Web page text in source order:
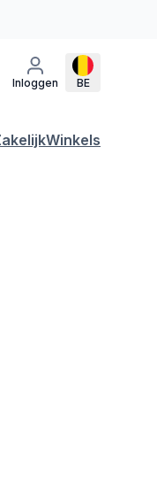
Inloggen BE
Winkels